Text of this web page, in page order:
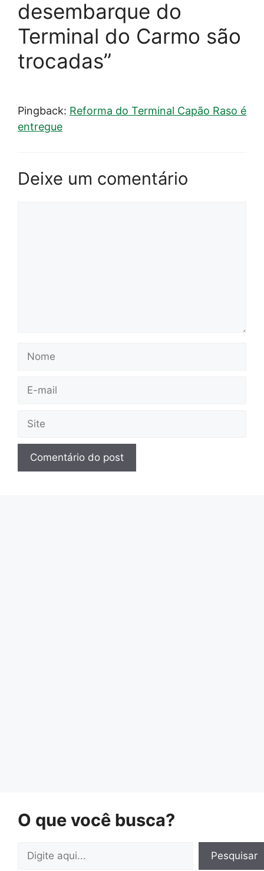
desembarque do
Terminal do Carmo são
trocadas”
Pingback: Reforma do Terminal Capão Raso é
entregue
Deixe um comentário
Nome
E-
Site
O que você busca?
Pesquisar Pesquisar